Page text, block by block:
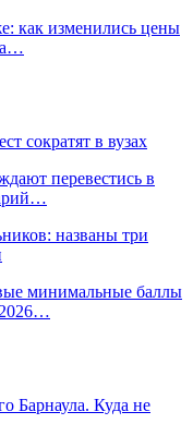
как изменились цены
сократят в вузах
перевестись в
названы три
минимальные баллы
Барнаула. Куда не